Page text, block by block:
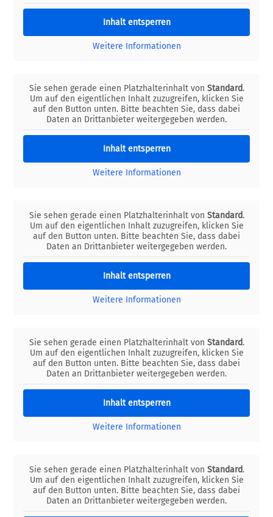
Inhalt entsperren
Weitere Informationen
Sie sehen gerade einen Platzhalterinhalt von Standard.
Um auf den eigentlichen Inhalt zuzugreifen, klicken Sie
auf den Button unten. Bitte beachten Sie, dass dabei
Daten an Drittanbieter weitergegeben werden.
Inhalt entsperren
Weitere Informationen
Sie sehen gerade einen Platzhalterinhalt von Standard.
Um auf den eigentlichen Inhalt zuzugreifen, klicken Sie
auf den Button unten. Bitte beachten Sie, dass dabei
Daten an Drittanbieter weitergegeben werden.
Inhalt entsperren
Weitere Informationen
Sie sehen gerade einen Platzhalterinhalt von Standard.
Um auf den eigentlichen Inhalt zuzugreifen, klicken Sie
auf den Button unten. Bitte beachten Sie, dass dabei
Daten an Drittanbieter weitergegeben werden.
Inhalt entsperren
Weitere Informationen
Sie sehen gerade einen Platzhalterinhalt von Standard.
Um auf den eigentlichen Inhalt zuzugreifen, klicken Sie
auf den Button unten. Bitte beachten Sie, dass dabei
Daten an Drittanbieter weitergegeben werden.